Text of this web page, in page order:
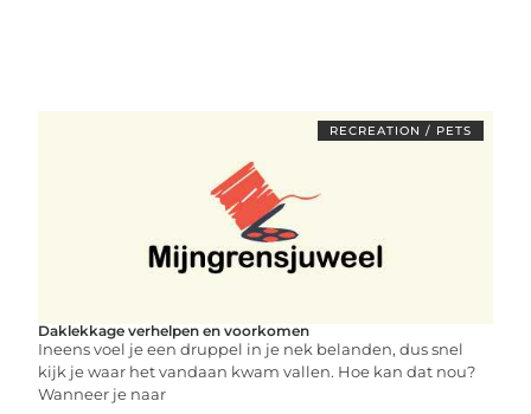
RECREATION / PETS
Daklekkage verhelpen en voorkomen
Ineens voel je een druppel in je nek belanden, dus snel
kijk je waar het vandaan kwam vallen. Hoe kan dat nou?
Wanneer je naar